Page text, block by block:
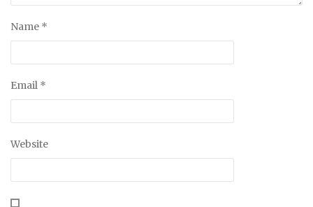
Name *
Email *
Website